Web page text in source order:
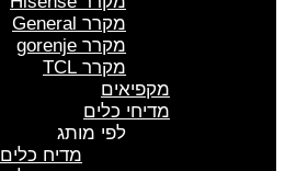
מקרר General
מקרר gorenje
מקרר TCL
מקפיאים
מדיחי כלים
לפי מותג
מדיח כלים Bosch